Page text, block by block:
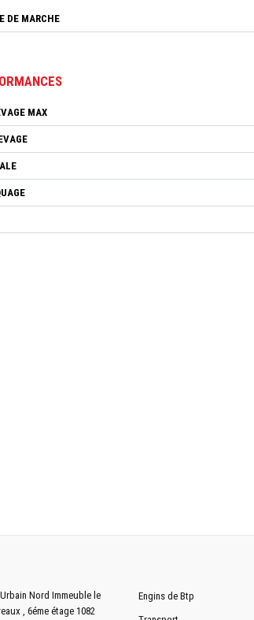
DE MARCHE
MAX
TOUT Nord Immeuble le
, 6éme étage 1082
Engins de Btp